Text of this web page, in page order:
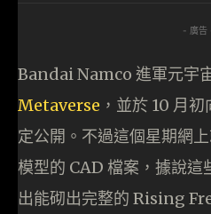
- 廣告
Bandai Namco 進軍元宇
Metaverse ，並於 10 月
定公開。不過這個星期網
模型的 CAD 檔案，據說這
出能砌出完整的 Rising